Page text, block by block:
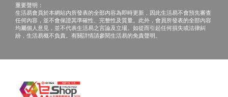
重要聲明：
生活易會員於本網站內所發表的全部內容為即時更新，因此生活易不會預先審查
任何內容，並不會保證其準確性、完整性及質量。此外，會員所發表的全部內容
均屬個人意見，並不代表生活易之言論及立場。如從而引起任何損失或法律糾
紛，生活易概不負責。有關詳情請參閱生活易的免責聲明。